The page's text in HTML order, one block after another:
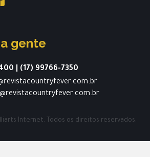
gente
(17) 99766-7350
Internet. Todos os direitos reservados.